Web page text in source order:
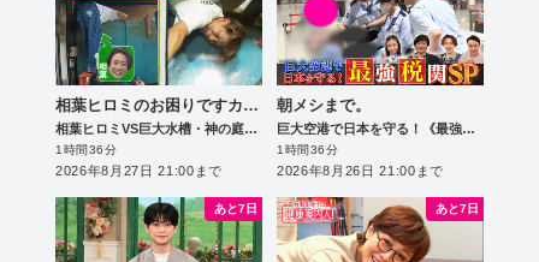
相葉ヒロミのお困りですカー？
相葉ヒロミVS巨大水槽・神の庭園・牛舎
1時間36分
2026年8月27日 21:00まで
朝メシまで。
巨大空港で日本を守る！《最強税関SP》
1時間36分
2026年8月26日 21:00まで
あと7日 あと7日